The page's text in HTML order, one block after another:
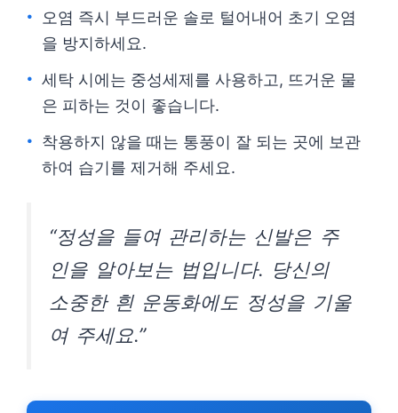
오염 즉시 부드러운 솔로 털어내어 초기 오염
을 방지하세요.
세탁 시에는 중성세제를 사용하고, 뜨거운 물
은 피하는 것이 좋습니다.
착용하지 않을 때는 통풍이 잘 되는 곳에 보관
하여 습기를 제거해 주세요.
“정성을 들여 관리하는 신발은 주
인을 알아보는 법입니다. 당신의
소중한 흰 운동화에도 정성을 기울
여 주세요.”